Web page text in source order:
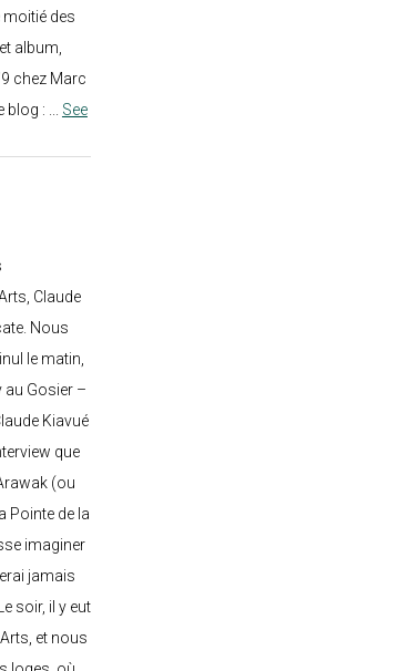
des
album,
chez Marc
blog :
See
Claude
Nous
le matin,
au Gosier –
Kiavué
que
(ou
Pointe de la
imaginer
jamais
soir, il y eut
et nous